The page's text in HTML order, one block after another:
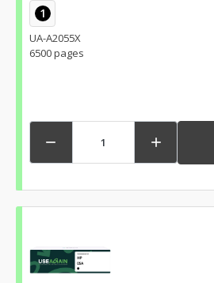
1
UA-A2055X
6500 pages
 